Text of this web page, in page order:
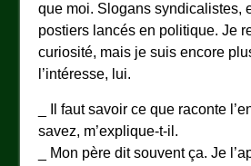
que moi. Slogans syndicalistes,
postiers lancés en politique. Je
curiosité, mais je suis encore
l’intéresse, lui.
_ Il faut savoir ce que raconte
savez, m’explique-t-il.
_ Mon père dit souvent ça. Je